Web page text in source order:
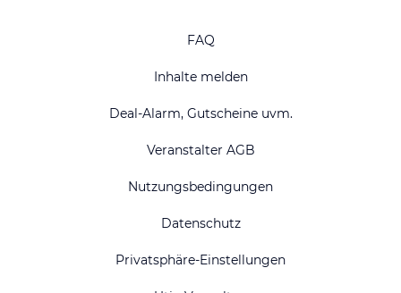
FAQ
Inhalte melden
Deal-Alarm, Gutscheine uvm.
Veranstalter AGB
Nutzungsbedingungen
Datenschutz
Privatsphäre-Einstellungen